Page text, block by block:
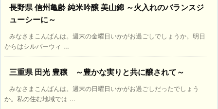
長野県 信州亀齢 純米吟醸 美山錦 ～火入れのバランスジ
ューシーに～
みなさまこんばんは。週末の金曜日いかがお過ごしでしょうか。明日
からはシルバーウィ ...
三重県 田光 豊穣 ～豊かな実りと共に醸されて～
みなさまこんばんは。週末の日曜日いかがお過ごしだったでしょう
か。私の住む地域では ...